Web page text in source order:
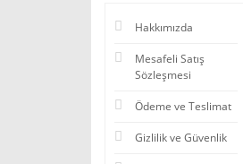
Hakkımızda
Mesafeli Satış
Sözleşmesi
Ödeme ve Teslimat
Gizlilik ve Güvenlik